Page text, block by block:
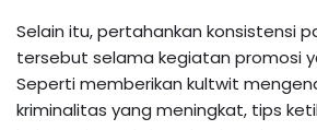
Selain itu, pertahankan konsistensi
tersebut selama kegiatan promosi
Seperti memberikan kultwit
kriminalitas yang meningkat, tips